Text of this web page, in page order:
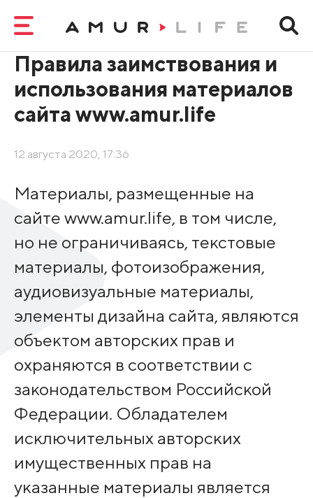
Правила заимствования и
использования материалов
сайта www.amur.life
12 августа 2020, 17:36
Материалы, размещенные на
сайте www.amur.life, в том числе,
но не ограничиваясь, текстовые
материалы, фотоизображения,
аудиовизуальные материалы,
элементы дизайна сайта, являются
объектом авторских прав и
охраняются в соответствии с
законодательством Российской
Федерации. Обладателем
исключительных авторских
имущественных прав на
указанные материалы является